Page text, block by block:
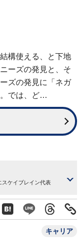
構使える、と下地
ーズの発見と、そ
ズの発見に「ネガ
では、ど…
スケイブレイン代表
キャリア